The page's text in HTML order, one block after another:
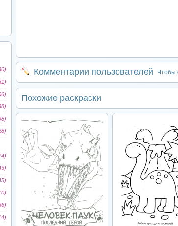
Комментарии пользователей Чтобы
Похожие раскраски